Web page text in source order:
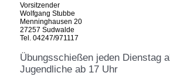
Vorsitzender
Wolfgang Stubbe
Menninghausen 20
27257 Sudwalde
Tel. 04247/971117
Übungsschießen jeden Dienstag
Jugendliche ab 17 Uhr